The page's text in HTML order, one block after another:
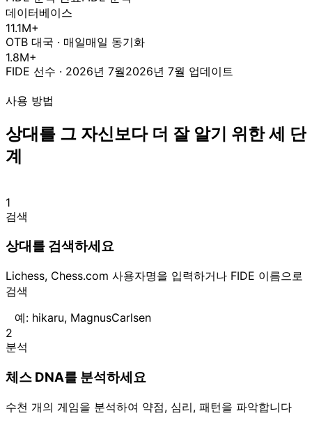
데이터베이스
11.1M+
OTB 대국 · 매일매일 동기화
1.8M+
FIDE 선수 · 2026년 7월2026년 7월 업데이트
사용 방법
상대를 그 자신보다 더 잘 알기 위한 세 단
계
1
검색
상대를 검색하세요
Lichess, Chess.com 사용자명을 입력하거나 FIDE 이름으로
검색
예: hikaru, MagnusCarlsen
2
분석
체스 DNA를 분석하세요
수천 개의 게임을 분석하여 약점, 심리, 패턴을 파악합니다